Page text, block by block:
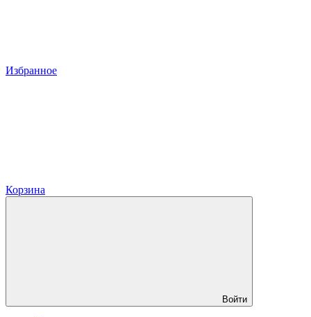
Избранное
Корзина
Войти